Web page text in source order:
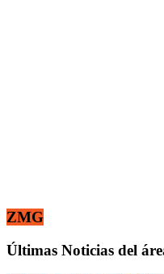
ZMG
Últimas Noticias del